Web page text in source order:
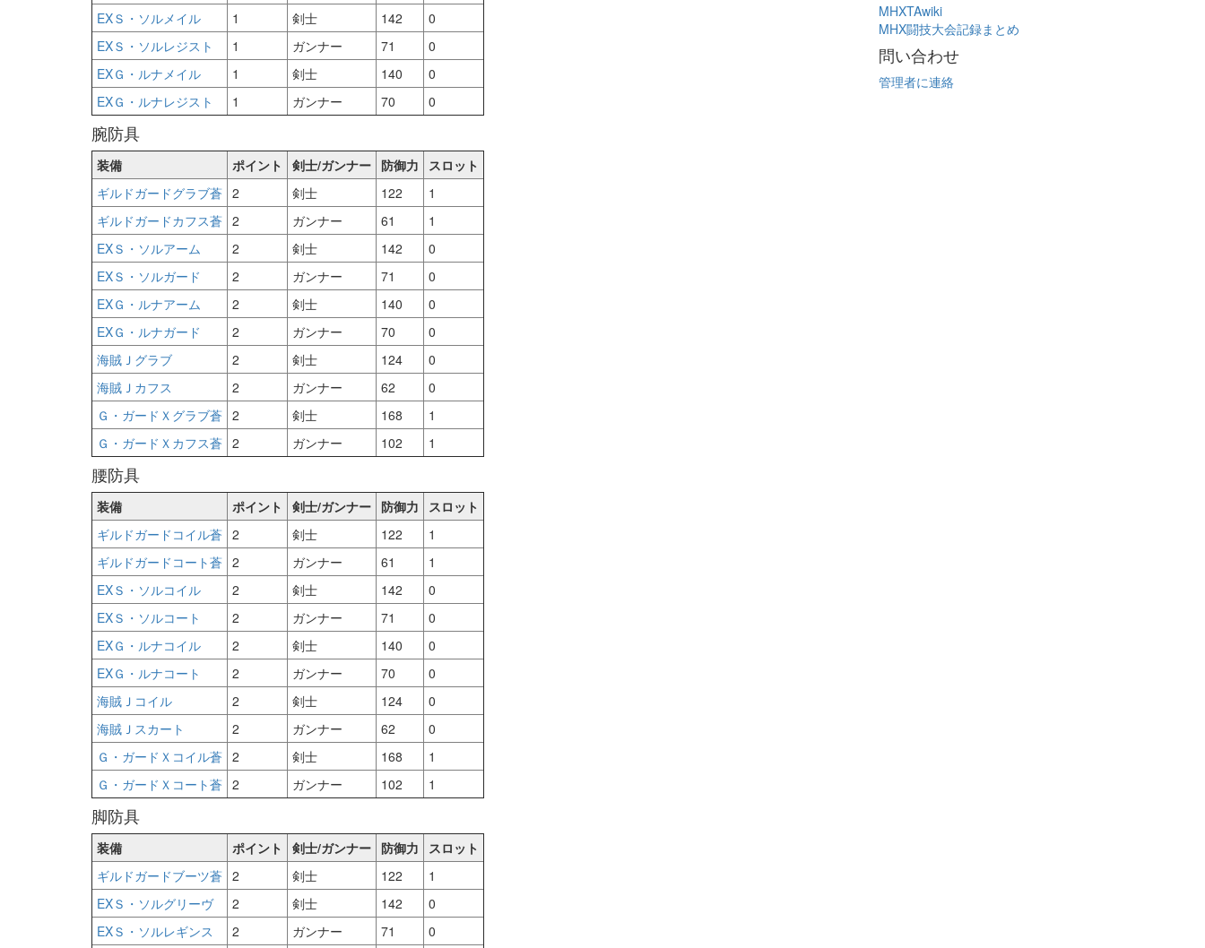
EXＳ・ソルメイル
1 剣士 142
0
EXＳ・ソルレジスト
1 ガンナー 71
0
EXＧ・ルナメイル
1 剣士 140
0
EXＧ・ルナレジスト
1 ガンナー 70 0
腕防具
装備 ポイント 剣士/ガンナー 防御力
スロット
ギルドガードグラブ蒼 2 剣士 122
1
ギルドガードカフス蒼 2 ガンナー 61
1
EXＳ・ソルアーム
2 剣士 142
0
EXＳ・ソルガード
2 ガンナー 71
0
EXＧ・ルナアーム
2 剣士 140
0
EXＧ・ルナガード
2 ガンナー 70
0
海賊Ｊグラブ
2 剣士 124
0
海賊Ｊカフス
2 ガンナー 62
0
Ｇ・ガードＸグラブ蒼 2 剣士 168
1
Ｇ・ガードＸカフス蒼 2 ガンナー 102 1
腰防具
装備 ポイント 剣士/ガンナー 防御力
スロット
ギルドガードコイル蒼 2 剣士 122
1
ギルドガードコート蒼 2 ガンナー 61
1
EXＳ・ソルコイル
2 剣士 142
0
EXＳ・ソルコート
2 ガンナー 71
0
EXＧ・ルナコイル
2 剣士 140
0
EXＧ・ルナコート
2 ガンナー 70
0
海賊Ｊコイル
2 剣士 124
0
海賊Ｊスカート
2 ガンナー 62
0
Ｇ・ガードＸコイル蒼 2 剣士 168
1
Ｇ・ガードＸコート蒼 2 ガンナー 102 1
脚防具
装備 ポイント 剣士/ガンナー 防御力
スロット
ギルドガードブーツ蒼 2 剣士 122
1
EXＳ・ソルグリーヴ
2 剣士 142
0
EXＳ・ソルレギンス
2 ガンナー 71
0
MHXTAwiki
MHX闘技大会記録まとめ
問い合わせ
管理者に連絡